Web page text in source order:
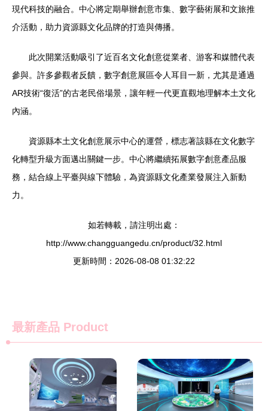
現代科技的融合。中心將定期舉辦創意市集、數字藝術展和文旅推
介活動，助力資源縣文化品牌的打造與傳播。
此次開業活動吸引了近百名文化創意從業者、游客和媒體代表
參與。許多參觀者反饋，數字創意展區令人耳目一新，尤其是通過
AR技術“復活”的古老民俗場景，讓年輕一代更直觀地理解本土文化
內涵。
資源縣本土文化創意展示中心的運營，標志著該縣在文化數字
化轉型升級方面邁出關鍵一步。中心將繼續拓展數字創意產品服
務，結合線上平臺與線下體驗，為資源縣文化產業發展注入新動
力。
如若轉載，請注明出處：
http://www.changguangedu.cn/product/32.html
更新時間：2026-08-08 01:32:22
最新產品 Product